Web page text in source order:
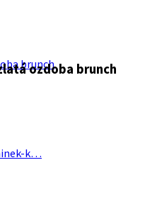
ozdoba brunch
k…